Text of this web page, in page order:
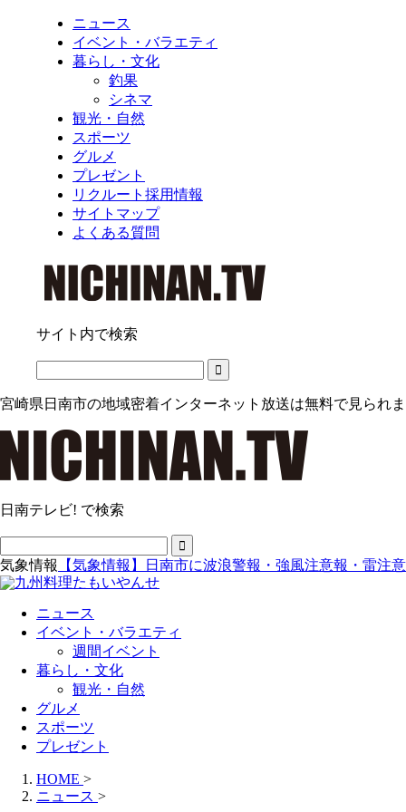
ニュース
イベント・バラエティ
暮らし・文化
釣果
シネマ
観光・自然
スポーツ
グルメ
プレゼント
リクルート採用情報
サイトマップ
よくある質問
サイト内で検索
宮崎県日南市の地域密着インターネット放送は無料で見られ
日南テレビ! で検索
気象情報 【気象情報】日南市に波浪警報・強風注意報・雷注
ニュース
イベント・バラエティ
週間イベント
暮らし・文化
観光・自然
グルメ
スポーツ
プレゼント
HOME >
ニュース >